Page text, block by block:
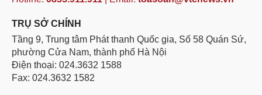
TRỤ SỞ CHÍNH
Tầng 9, Trung tâm Phát thanh Quốc gia, Số 58 Quán Sứ,
phường Cửa Nam, thành phố Hà Nội
Điện thoại: 024.3632 1588
Fax: 024.3632 1582